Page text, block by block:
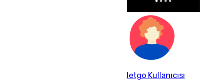
letgo Kullanıcısı